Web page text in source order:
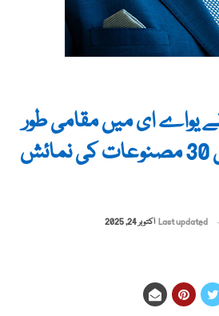
یواے ای میں مقامی طور
پرکاشت ہونے والی 30 مصنوعات کی نمائش
Last updated اکتوبر 24, 2025